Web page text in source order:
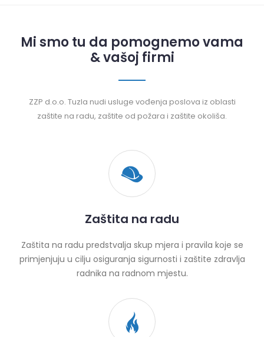
Mi smo tu da pomognemo vama
& vašoj firmi
ZZP d.o.o. Tuzla nudi usluge vođenja poslova iz oblasti
zaštite na radu, zaštite od požara i zaštite okoliša.
Zaštita na radu
Zaštita na radu predstvalja skup mjera i pravila koje se
primjenjuju u cilju osiguranja sigurnosti i zaštite zdravlja
radnika na radnom mjestu.